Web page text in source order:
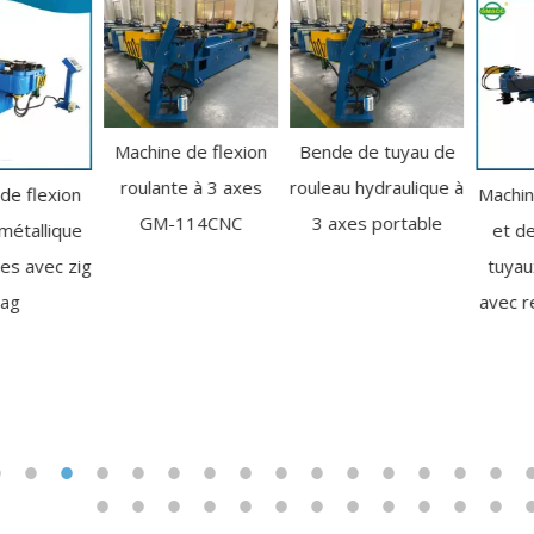
de flexion
roulante à 3 axes
GM-114CNC
Bende de tuyau de
rouleau hydraulique à
3 axes portable
Machine de découpe
et de cintrage de
tuyaux électriques
avec ressort manuel